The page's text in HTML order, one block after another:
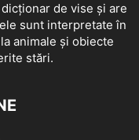
de vise și are
sunt interpretate în
animale și obiecte
stări.